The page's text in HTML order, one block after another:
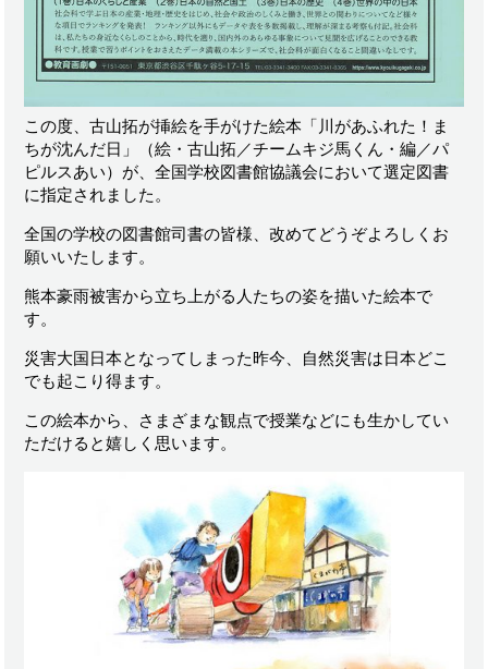
この度、古山拓が挿絵を手がけた絵本「川があふれた！ま
ちが沈んだ日」（絵・古山拓／チームキジ馬くん・編／パ
ピルスあい）が、全国学校図書館協議会において選定図書
に指定されました。
全国の学校の図書館司書の皆様、改めてどうぞよろしくお
願いいたします。
熊本豪雨被害から立ち上がる人たちの姿を描いた絵本で
す。
災害大国日本となってしまった昨今、自然災害は日本どこ
でも起こり得ます。
この絵本から、さまざまな観点で授業などにも生かしてい
ただけると嬉しく思います。